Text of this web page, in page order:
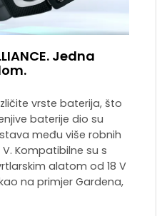
Jedna
vrste baterija, što
baterije dio su
među više robnih
Kompatibilne su s
alatom od 18 V
na primjer Gardena,